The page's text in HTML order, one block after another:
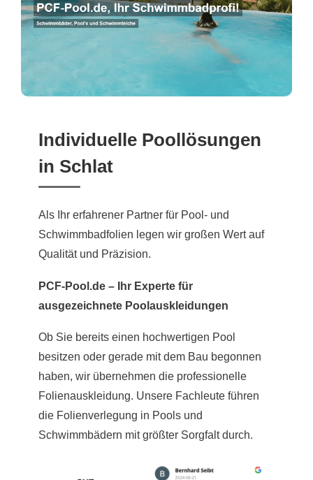
Individuelle Poollösungen
in Schlat
Als Ihr erfahrener Partner für Pool- und
Schwimmbadfolien legen wir großen Wert auf
Qualität und Präzision.
PCF-Pool.de – Ihr Experte für
ausgezeichnete Poolauskleidungen
Ob Sie bereits einen hochwertigen Pool
besitzen oder gerade mit dem Bau begonnen
haben, wir übernehmen die professionelle
Folienauskleidung. Unsere Fachleute führen
die Folienverlegung in Pools und
Schwimmbädern mit größter Sorgfalt durch.